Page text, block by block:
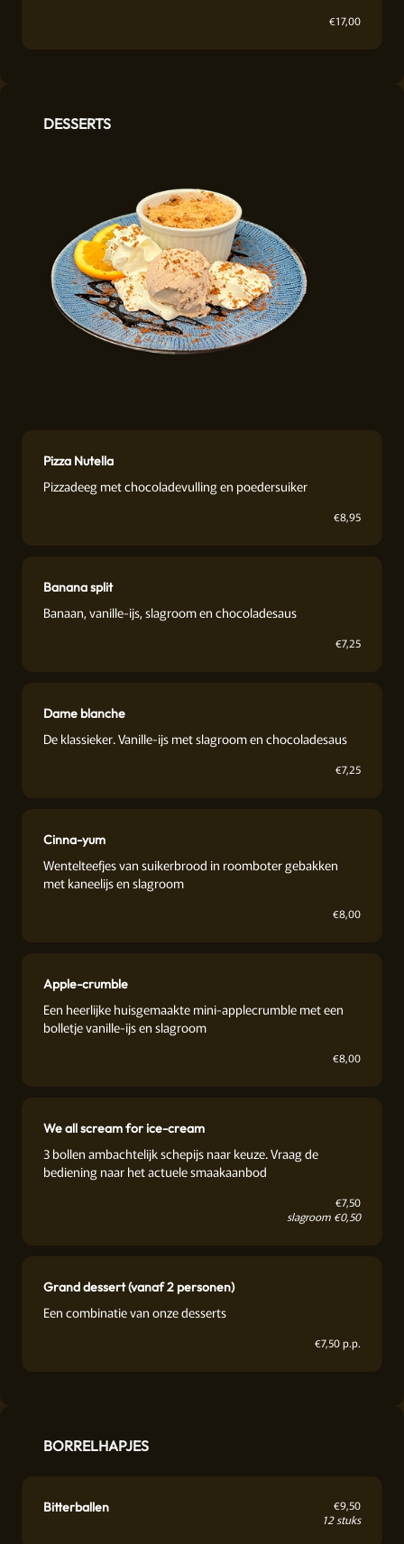
€17,00
DESSERTS
Pizza Nutella
Pizzadeeg met chocoladevulling en poedersuiker
€8,95
Banana split
Banaan, vanille-ijs, slagroom en chocoladesaus
€7,25
Dame blanche
De klassieker. Vanille-ijs met slagroom en chocoladesaus
€7,25
Cinna-yum
Wentelteefjes van suikerbrood in roomboter gebakken
met kaneelijs en slagroom
€8,00
Apple-crumble
Een heerlijke huisgemaakte mini-applecrumble met een
bolletje vanille-ijs en slagroom
€8,00
We all scream for ice-cream
3 bollen ambachtelijk schepijs naar keuze. Vraag de
bediening naar het actuele smaakaanbod
€7,50
slagroom €0,50
Grand dessert (vanaf 2 personen)
Een combinatie van onze desserts
€7,50 p.p.
BORRELHAPJES
Bitterballen €9,50
12 stuks